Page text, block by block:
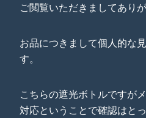
ご閲覧いただきましてあり
お品につきまして個人的な
す。
こちらの遮光ボトルですが
対応ということで確認はと